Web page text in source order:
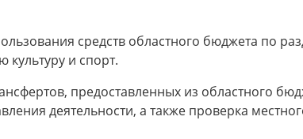
средств областного бюджета по
и спорт.
предоставленных из областного
деятельности, а также проверка